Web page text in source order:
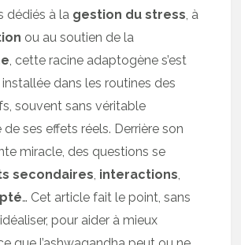
dédiés à la gestion du stress, à
ou au soutien de la
, cette racine adaptogène s’est
dans les routines des
souvent sans véritable
ses effets réels. Derrière son
miracle, des questions se
secondaires, interactions,
… Cet article fait le point, sans
pour aider à mieux